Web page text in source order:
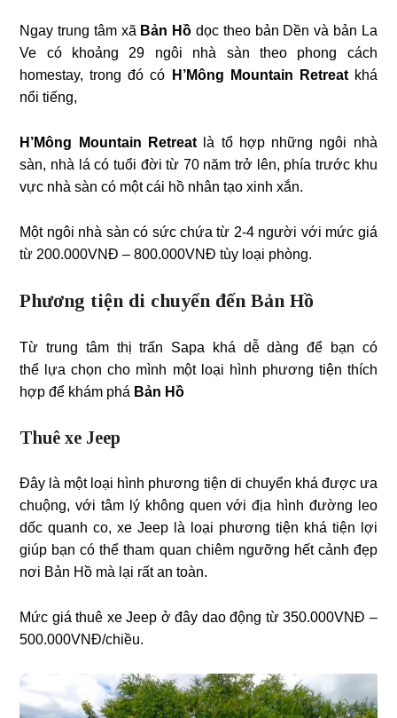
Ngay trung tâm xã Bản Hồ dọc theo bản Dền và bản La
Ve có khoảng 29 ngôi nhà sàn theo phong cách
homestay, trong đó có
H’Mông Mountain Retreatkhá
nổi tiếng,
H’Mông Mountain Retreatlà tổ hợp những ngôi nhà
sàn, nhà lá có tuổi đời từ 70 năm trở lên, phía trước khu
vực nhà sàn có một cái hồ nhân tạo xinh xắn.
Một ngôi nhà sàn có sức chứa từ 2-4 người với mức giá
từ 200.000VNĐ – 800.000VNĐ tùy loại phòng.
Phương tiện di chuyển đến Bản Hồ
Từ trung tâm thị trấn Sapa khá dễ dàng để bạn có
thể lựa chọn cho mình một loại hình phương tiện thích
hợp để khám phá Bản Hồ
Thuê xe Jeep
Đây là một loại hình phương tiện di chuyển khá được ưa
chuộng, với tâm lý không quen với địa hình đường leo
dốc quanh co, xe Jeep là loại phương tiện khá tiện lợi
giúp bạn có thể tham quan chiêm ngưỡng hết cảnh đẹp
nơi Bản Hồ mà lại rất an toàn.
Mức giá thuê xe Jeep ở đây dao động từ 350.000VNĐ –
500.000VNĐ/chiều.